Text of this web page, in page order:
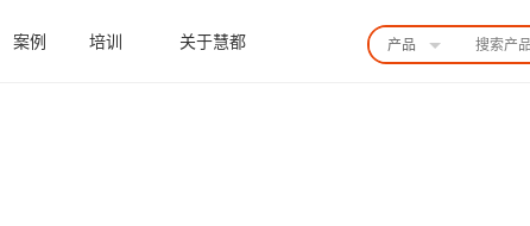
案例 培训 关于慧都 产品